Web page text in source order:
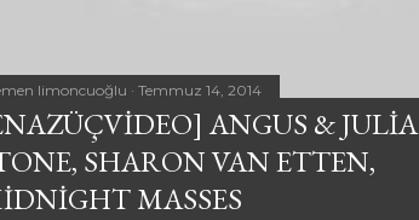
limoncuoğlu Temmuz 14, 2014
ANGUS & JULIA
SHARON VAN ETTEN,
MASSES